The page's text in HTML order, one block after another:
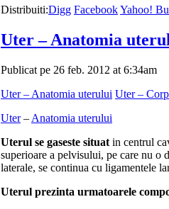
Distribuiti:Digg FacebookYahoo!
Uter – Anatomia
Publicat pe 26 feb. 2012 at 6:34am
Uter – Anatomia uterului Uter –
Uter– Anatomia uterului
Uterul se gaseste situat in centrul
superioare a pelvisului, pe care nu o
laterale, se continua cu ligamentele
Uterul prezinta urmatoarele